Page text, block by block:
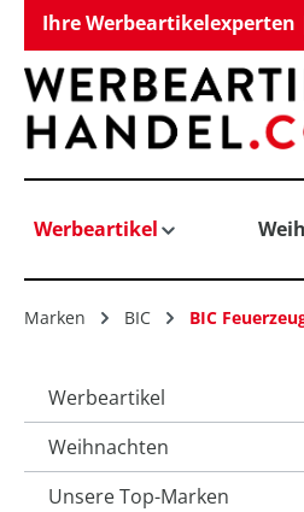
Zur Hauptnavigation
Ihre
Werbeartikel
Marken BIC BIC
Werbeartikel
Weihnachten
Unsere Top-Marken